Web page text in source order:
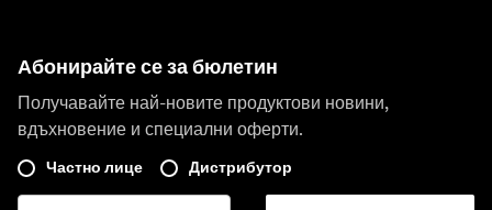
Абонирайте се за бюлетин
Получавайте най-новите продуктови новини,
вдъхновение и специални оферти.
Частно лице Дистрибутор